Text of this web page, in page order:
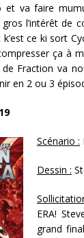
et va faire
l’intérêt de
ce ki sort
ça à
Fraction va
en 2 ou 3
Scénario :
Dessin :
ERA!
grand